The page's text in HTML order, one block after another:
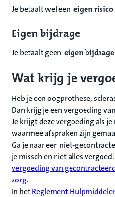
Je betaalt wel een eigen risico
Eigen bijdrage
Je betaalt geen eigen bijdrage
Wat krijg je
Heb je een oogprothese,
Dan krijg je een vergoeding
Je krijgt deze vergoeding als
waarmee afspraken zijn
Ga je naar een niet-
je misschien niet alles
vergoeding van
zorg.
In hetReglement